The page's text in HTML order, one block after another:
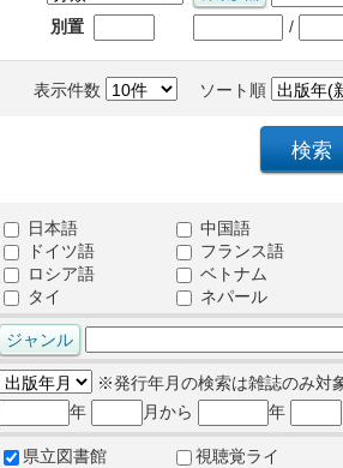
別置 /
表示件数 ソート順
日本語
中国語
ドイツ語
フランス語
ロシア語
ベトナム
タイ
ネパール
※発行年月の検索は雑誌のみ対
年
月から 年
県立図書館 視聴覚ライ